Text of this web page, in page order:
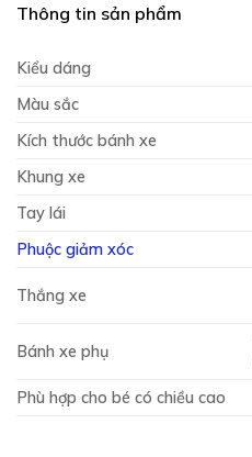
Thông tin sản phẩm
Kiểu dáng
Màu sắc
Kích thước bánh xe
Khung xe
Tay lái
Phuộc giảm xóc
Thắng xe
Bánh xe phụ
Phù hợp cho bé có chiều cao